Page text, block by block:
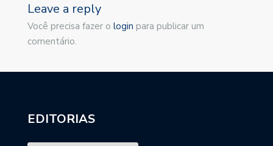
Leave a reply
Você precisa fazer o login para publicar um
comentário.
EDITORIAS